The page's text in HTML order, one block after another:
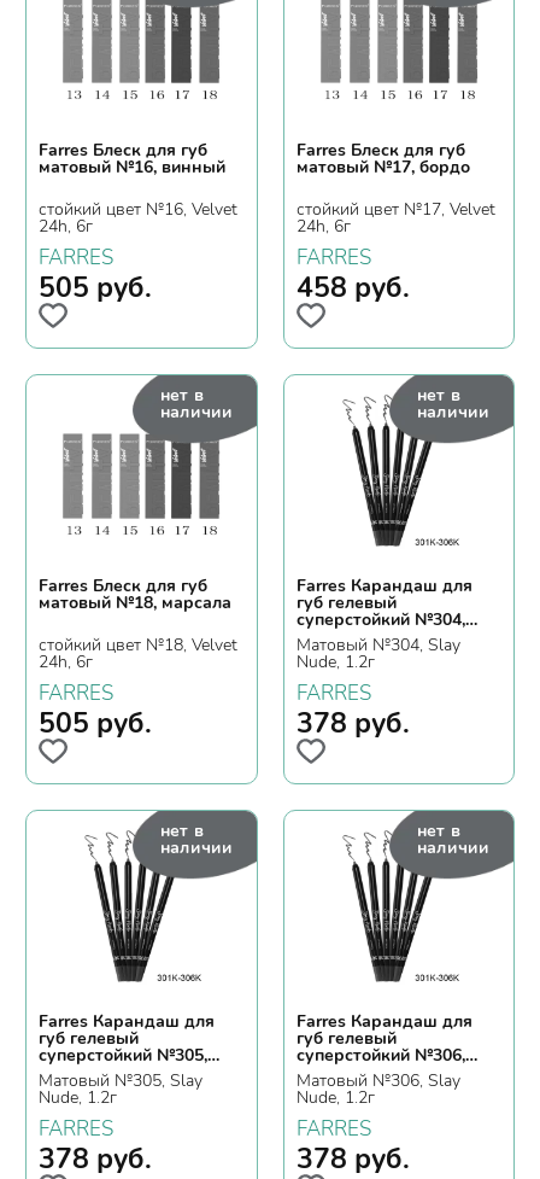
Farres Блеск для губ
матовый №16, винный
стойкий цвет №16, Velvet
24h, 6г
FARRES
505 руб.
Farres Блеск для губ
матовый №17, бордо
стойкий цвет №17, Velvet
24h, 6г
FARRES
458 руб.
нет в
наличии
Farres Блеск для губ
матовый №18, марсала
стойкий цвет №18, Velvet
24h, 6г
FARRES
505 руб.
нет в
наличии
Farres Карандаш для
губ гелевый
суперстойкий №304,
терракотовый
Матовый №304, Slay
Nude, 1.2г
FARRES
378 руб.
нет в
наличии
Farres Карандаш для
губ гелевый
суперстойкий №305,
пепельная роза
Матовый №305, Slay
Nude, 1.2г
FARRES
378 руб.
нет в
наличии
Farres Карандаш для
губ гелевый
суперстойкий №306,
каштаново-коричневый
Матовый №306, Slay
Nude, 1.2г
FARRES
378 руб.